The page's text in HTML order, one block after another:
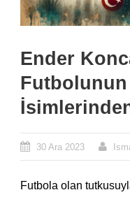
Ender
30 Ara 2023
Futbola olan